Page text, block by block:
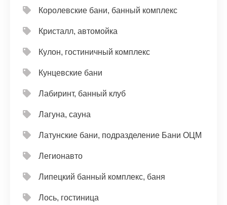
Королевские бани, банный комплекс
Кристалл, автомойка
Кулон, гостиничный комплекс
Кунцевские бани
Лабиринт, банный клуб
Лагуна, сауна
Латунские бани, подразделение Бани ОЦМ
Легионавто
Липецкий банный комплекс, баня
Лось, гостиница